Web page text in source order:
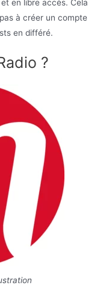
et en libre accès. Cela
à créer un compte
en différé.
?